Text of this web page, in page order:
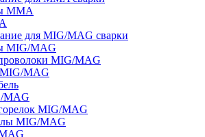
MMA
для MIG/MAG сварки
MIG/MAG
MIG/MAG
MAG
MAG
MIG/MAG
MIG/MAG